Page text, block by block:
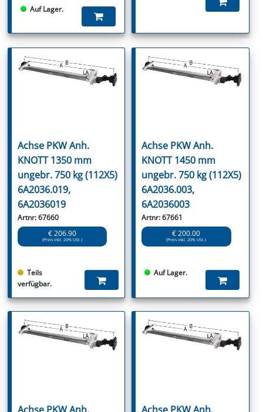
Auf Lager.
Achse PKW Anh.
KNOTT 1350 mm
ungebr. 750 kg (112X5)
6A2036.019,
6A2036019
Artnr: 67660
€ 206.90
(Preis inkl. 20% USt.)
Teils
verfügbar.
Achse PKW Anh.
KNOTT 1450 mm
ungebr. 750 kg (112X5)
6A2036.003,
6A2036003
Artnr: 67661
€ 200.00
(Preis inkl. 20% USt.)
Auf Lager.
Achse PKW Anh. Achse PKW Anh.